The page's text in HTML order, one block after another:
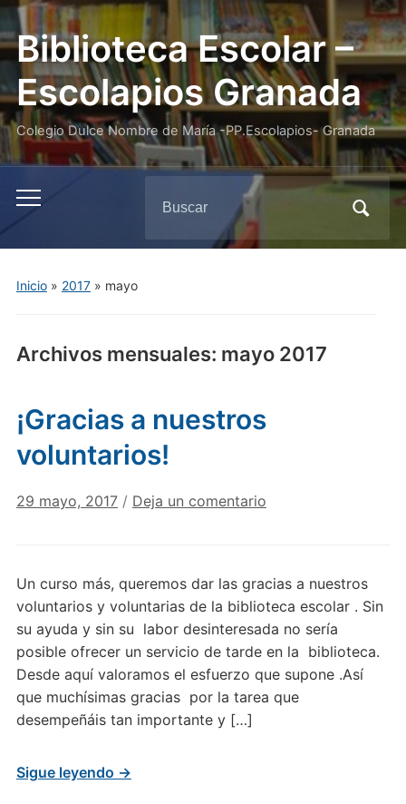
Biblioteca Escolar –
Escolapios Granada
Colegio Dulce Nombre de María -PP.Escolapios- Granada
Alternar
menú
móvil
Inicio» 2017» mayo
Archivos mensuales: mayo 2017
¡Gracias a nuestros
voluntarios!
29 mayo, 2017 / Deja un comentario
Un curso más, queremos dar las gracias a nuestros
voluntarios y voluntarias de la biblioteca escolar . Sin
su ayuda y sin su labor desinteresada no sería
posible ofrecer un servicio de tarde en la biblioteca.
Desde aquí valoramos el esfuerzo que supone .Así
que muchísimas gracias por la tarea que
desempeñáis tan importante y […]
Sigue leyendo →